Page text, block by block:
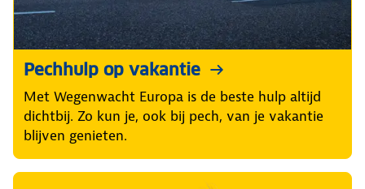
Pechhulp op vakantie
Met Wegenwacht Europa is de beste hulp altijd
dichtbij. Zo kun je, ook bij pech, van je vakantie
blijven genieten.